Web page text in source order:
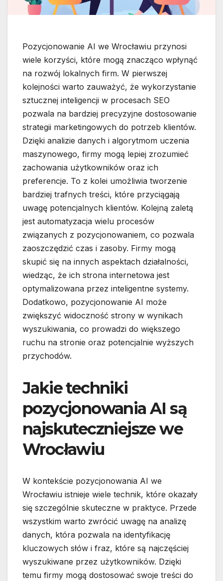
Pozycjonowanie AI we Wrocławiu przynosi
wiele korzyści, które mogą znacząco wpłynąć
na rozwój lokalnych firm. W pierwszej
kolejności warto zauważyć, że wykorzystanie
sztucznej inteligencji w procesach SEO
pozwala na bardziej precyzyjne dostosowanie
strategii marketingowych do potrzeb klientów.
Dzięki analizie danych i algorytmom uczenia
maszynowego, firmy mogą lepiej zrozumieć
zachowania użytkowników oraz ich
preferencje. To z kolei umożliwia tworzenie
bardziej trafnych treści, które przyciągają
uwagę potencjalnych klientów. Kolejną zaletą
jest automatyzacja wielu procesów
związanych z pozycjonowaniem, co pozwala
zaoszczędzić czas i zasoby. Firmy mogą
skupić się na innych aspektach działalności,
wiedząc, że ich strona internetowa jest
optymalizowana przez inteligentne systemy.
Dodatkowo, pozycjonowanie AI może
zwiększyć widoczność strony w wynikach
wyszukiwania, co prowadzi do większego
ruchu na stronie oraz potencjalnie wyższych
przychodów.
Jakie techniki
pozycjonowania AI są
najskuteczniejsze we
Wrocławiu
W kontekście pozycjonowania AI we
Wrocławiu istnieje wiele technik, które okazały
się szczególnie skuteczne w praktyce. Przede
wszystkim warto zwrócić uwagę na analizę
danych, która pozwala na identyfikację
kluczowych słów i fraz, które są najczęściej
wyszukiwane przez użytkowników. Dzięki
temu firmy mogą dostosować swoje treści do